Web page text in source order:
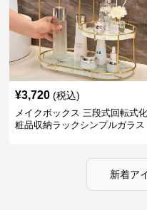
¥3,720 (税込)
メイクボックス 三段式回転式化
粧品収納ラックシンプルガラス
新着ア